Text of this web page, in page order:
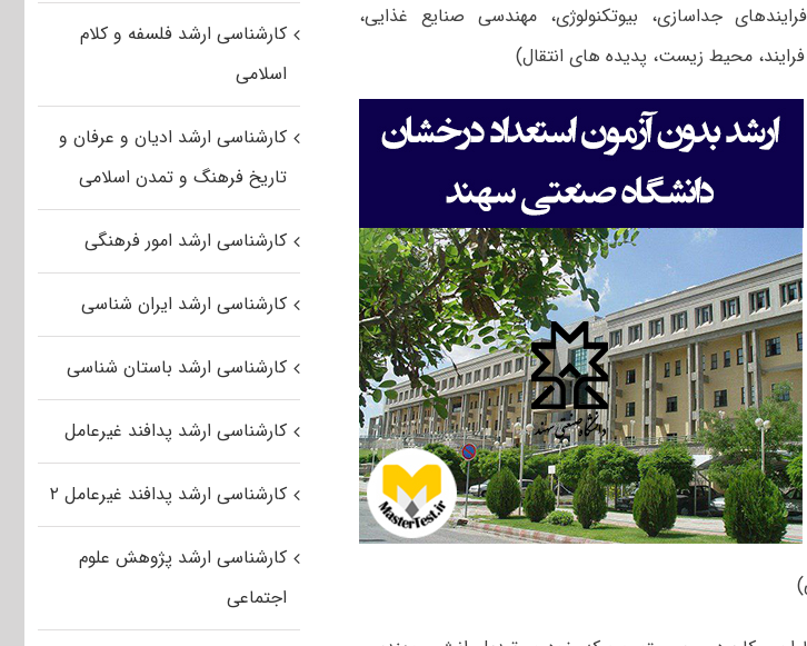
جداسازی، بیوتکنولوژی، مهندسی صنایع غذایی،
محیط زیست، پدیده های انتقال)
کارشناسی ارشد فلسفه و کلام
اسلامی
کارشناسی ارشد ادیان و عرفان و
تاریخ فرهنگ و تمدن اسلامی
کارشناسی ارشد امور فرهنگی
کارشناسی ارشد ایران شناسی
کارشناسی ارشد باستان شناسی
کارشناسی ارشد پدافند غیرعامل
کارشناسی ارشد پدافند غیرعامل ۲
کارشناسی ارشد پژوهش علوم
اجتماعی